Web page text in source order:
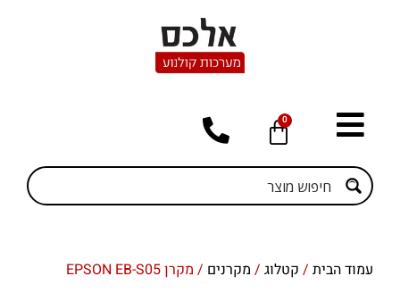
0
עמוד הבית / קטלוג / מקרנים / מקרן EPSON EB-S05